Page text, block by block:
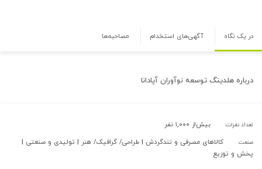
در یک نگاه آگهی‌های استخدام مصاحبه‌ها
درباره هلدینگ توسعه نوآوران آپادانا
تعداد نفرات: بیش‌از ۱,۰۰۰ نفر
صنعت:
کالاهای مصرفی و تندگردش | طراحی/ گرافیک/ هنر | تولیدی و صنعتی |
پخش و توزیع